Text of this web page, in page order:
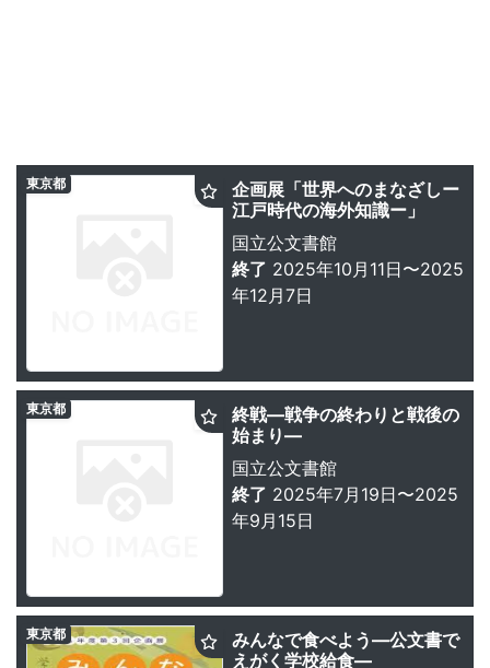
企画展「世界へのまなざしー
江戸時代の海外知識ー」
国立公文書館
終了 2025年10月11日〜2025
年12月7日
東京都
終戦―戦争の終わりと戦後の
始まり―
国立公文書館
終了 2025年7月19日〜2025
年9月15日
東京都
みんなで食べよう—公文書で
えがく学校給食—
東京都